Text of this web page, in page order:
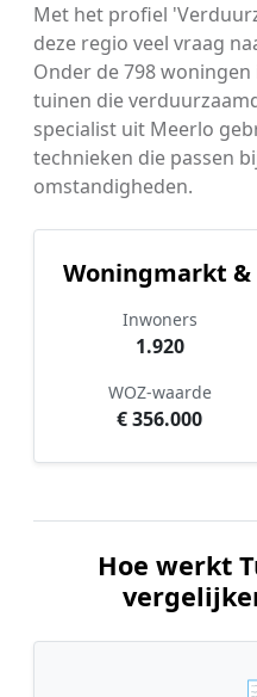
Met het profiel
deze regio veel vraag
Onder de 798
tuinen die
specialist uit Meerlo
technieken die passen
omstandigheden.
Woningmarkt
Inwoners
1.920
WOZ-waarde
€ 356.000
Hoe werkt